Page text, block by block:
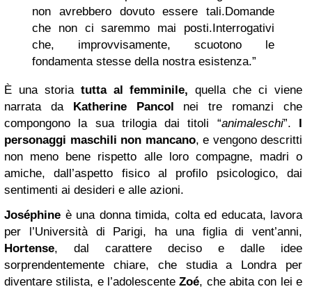
non avrebbero dovuto essere tali.Domande
che non ci saremmo mai posti.Interrogativi
che, improvvisamente, scuotono le
fondamenta stesse della nostra esistenza.”
È una storia tutta al femminile, quella che ci viene
narrata da Katherine Pancol nei tre romanzi che
compongono la sua trilogia dai titoli “animaleschi”. I
personaggi maschili non mancano, e vengono descritti
non meno bene rispetto alle loro compagne, madri o
amiche, dall’aspetto fisico al profilo psicologico, dai
sentimenti ai desideri e alle azioni.
Joséphine è una donna timida, colta ed educata, lavora
per l’Università di Parigi, ha una figlia di vent’anni,
Hortense, dal carattere deciso e dalle idee
sorprendentemente chiare, che studia a Londra per
diventare stilista, e l’adolescenteZoé, che abita con lei e